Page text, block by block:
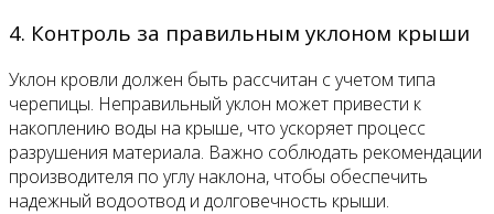
4. Контроль за правильным уклоном крыши
Уклон кровли должен быть рассчитан с учетом типа
черепицы. Неправильный уклон может привести к
накоплению воды на крыше, что ускоряет процесс
разрушения материала. Важно соблюдать рекомендации
производителя по углу наклона, чтобы обеспечить
надежный водоотвод и долговечность крыши.